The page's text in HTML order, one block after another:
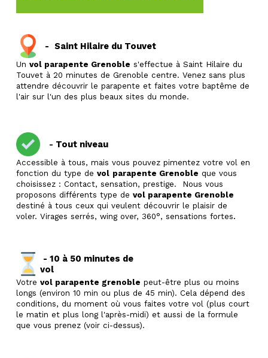
- Saint Hilaire du Touvet
Un vol parapente Grenoble s'effectue à Saint Hilaire du
Touvet à 20 minutes de Grenoble centre. Venez sans plus
attendre découvrir le parapente et faites votre baptême de
l'air sur l'un des plus beaux sites du monde.
- Tout niveau
Accessible à tous, mais vous pouvez pimentez votre vol en
fonction du type de vol parapente Grenoble que vous
choisissez : Contact, sensation, prestige. Nous vous
proposons différents type de vol parapente Grenoble
destiné à tous ceux qui veulent découvrir le plaisir de
voler. Virages serrés, wing over, 360°, sensations fortes.
- 10 à 50 minutes de
vol
Votre vol parapente grenoble peut-être plus ou moins
longs (environ 10 min ou plus de 45 min). Cela dépend des
conditions, du moment où vous faites votre vol (plus court
le matin et plus long l'après-midi) et aussi de la formule
que vous prenez (voir ci-dessus).